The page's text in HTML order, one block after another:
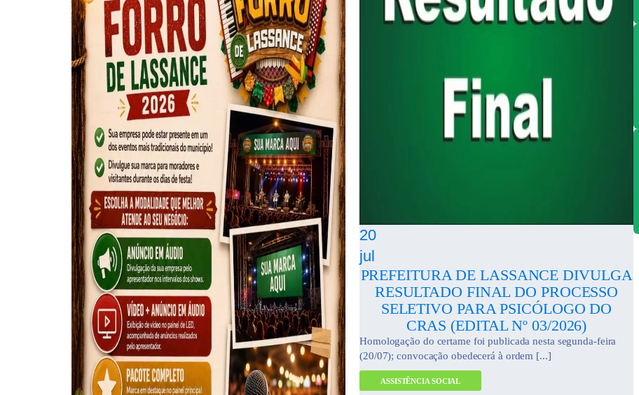
20
jul
PREFEITURA DE LASSANCE DIVULGA
RESULTADO FINAL DO PROCESSO
SELETIVO PARA PSICÓLOGO DO
CRAS (EDITAL Nº 03/2026)
Homologação do certame foi publicada nesta segunda-feira
(20/07); convocação obedecerá à ordem [...]
ASSISTÊNCIA SOCIAL